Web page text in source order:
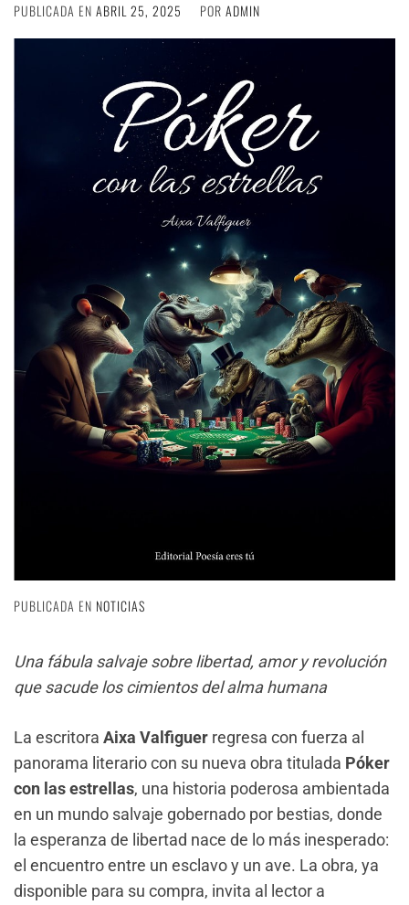
PUBLICADA EN ABRIL 25, 2025 POR ADMIN
PUBLICADA EN NOTICIAS
Una fábula salvaje sobre libertad, amor y revolución
que sacude los cimientos del alma humana
La escritora Aixa Valfiguer regresa con fuerza al
panorama literario con su nueva obra titulada Póker
con las estrellas, una historia poderosa ambientada
en un mundo salvaje gobernado por bestias, donde
la esperanza de libertad nace de lo más inesperado:
el encuentro entre un esclavo y un ave. La obra, ya
disponible para su compra, invita al lector a